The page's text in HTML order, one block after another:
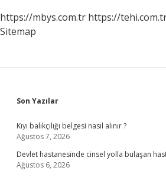
https://mbys.com.tr https://
Sitemap
Sidebar
Son Yazılar
Kıyı balıkçılığı belgesi nasıl alınır ?
Ağustos 7, 2026
Devlet hastanesinde cinsel yolla bulaşan
Ağustos 6, 2026